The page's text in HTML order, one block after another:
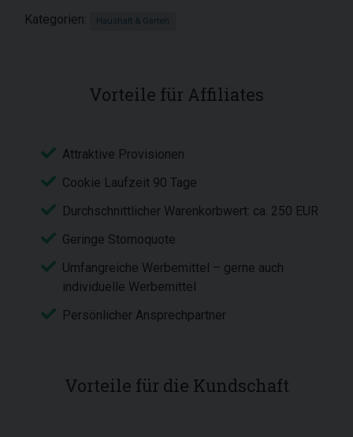
Kategorien:
Haushalt & Garten
Vorteile für Affiliates
Attraktive Provisionen
Cookie Laufzeit 90 Tage
Durchschnittlicher Warenkorbwert: ca. 250 EUR
Geringe Stornoquote
Umfangreiche Werbemittel – gerne auch
individuelle Werbemittel
Persönlicher Ansprechpartner
Vorteile für die Kundschaft